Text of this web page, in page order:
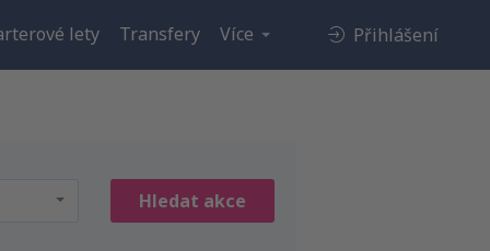
lety Transfery Více Přihlášení
Hledat akce